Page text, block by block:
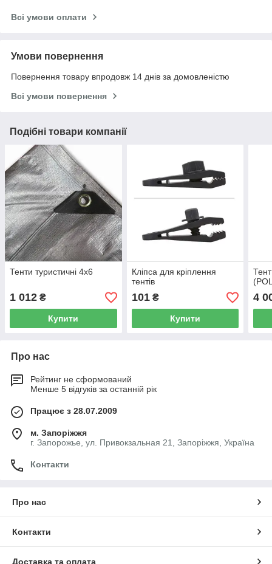
Всі умови оплати
Умови повернення
Повернення товару впродовж 14 днів за домовленістю
Всі умови повернення
Подібні товари компанії
Тенти туристичні 4х6
1 012 ₴
Купити
Кліпса для кріплення
тентів
101₴
Купити
4
Про нас
Рейтинг не сформований
Менше 5 відгуків за останній рік
Працює з 28.07.2009
м. Запоріжжя
г. Запорожье, ул. Привокзальная 21, Запоріжжя, Україна
Контакти
Про нас
Контакти
Доставка та оплата